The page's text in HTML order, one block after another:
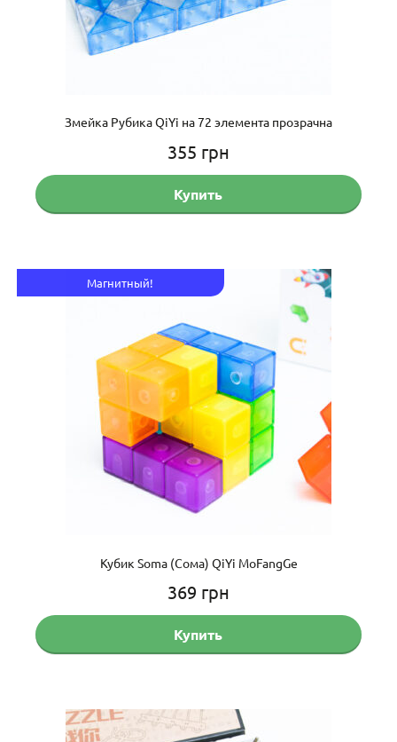
Змейка Рубика QiYi на 72 элемента прозрачна
355 грн
Купить
Кубик Soma (Сома) QiYi MoFangGe
369 грн
Магнитный!
Купить